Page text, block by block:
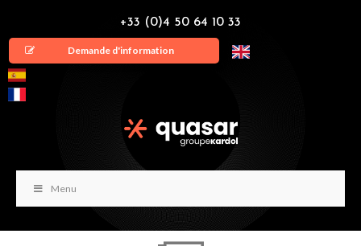
+33 (0)4 50 64 10 33
Demande d'information
Menu